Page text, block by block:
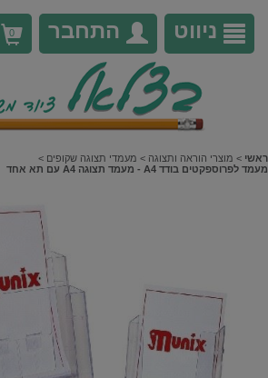
נגישות
אתר
המרכזי
ניווט התחבר 0
ראשי > מוצרי הוראה ותצוגה > מעמדי תצוגה שקופים >
מעמד לפרוספקטים בודד A4 - מעמד תצוגה A4 עם תא אחד